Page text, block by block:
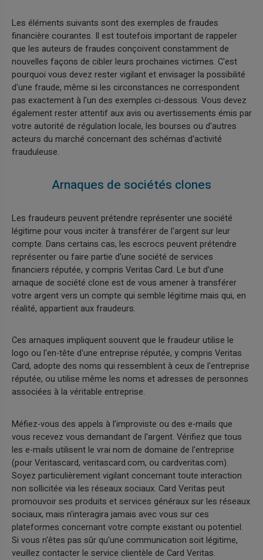
Les éléments suivants sont des exemples de fraudes
financière courantes. Il est toutefois important de rappeler
que les auteurs de fraudes conçoivent constamment de
nouvelles façons de cibler leurs prochaines victimes. C'est
pourquoi vous devez rester vigilant et envisager la possibilité
d'une fraude, même si les circonstances ne correspondent
pas exactement à l'un des exemples ci-dessous. Vous devez
également rester attentif aux avis ou avertissements émis par
votre autorité de régulation locale, les bourses ou d'autres
acteurs du marché concernant des schémas d'activité
frauduleuse.
Arnaques de sociétés clones
Les fraudeurs peuvent prétendre représenter une société
légitime pour vous inciter à transférer de l'argent sur leur
compte. Dans certains cas, les escrocs peuvent prétendre
représenter ou faire partie d'une société de services
financiers réputée, y compris Veritas Card. Le but d'une
arnaque de société clone est de vous amener à transférer
votre argent vers un compte qui semble légitime mais qui, en
réalité, appartient aux fraudeurs.
Ces arnaques impliquent souvent que le fraudeur utilise le
logo ou l'en-tête d'une entreprise réputée, y compris Veritas
Card, adopte des noms qui ressemblent à ceux de l'entreprise
réputée, ou utilise même les noms et adresses de personnes
associées à la véritable entreprise.
Méfiez-vous des appels à l’improviste ou des e-mails que
vous recevez vous demandant de l'argent. Vérifiez que tous
les e-mails utilisent le vrai nom de domaine de l'entreprise
(pour Veritascard, veritascard.com, ou cardveritas.com).
Soyez particulièrement vigilant concernant toute interaction
non sollicitée via les réseaux sociaux. Card Veritas peut
promouvoir ses produits et services généraux sur les réseaux
sociaux, mais n'interagira jamais avec vous sur ces
plateformes concernant votre compte existant ou potentiel.
Si vous n'êtes pas sûr qu'une communication soit légitime,
veuillez contacter le service clientèle de Card Veritas.